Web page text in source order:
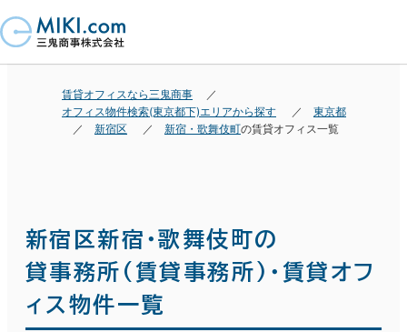
賃貸オフィスなら三鬼商事
オフィス物件検索(東京都下)エリアから探す
東京都
新宿区
新宿・歌舞伎町の賃貸オフィス一覧
新宿区新宿・歌舞伎町の
貸事務所(賃貸事務所)・賃貸オフ
ィス物件一覧